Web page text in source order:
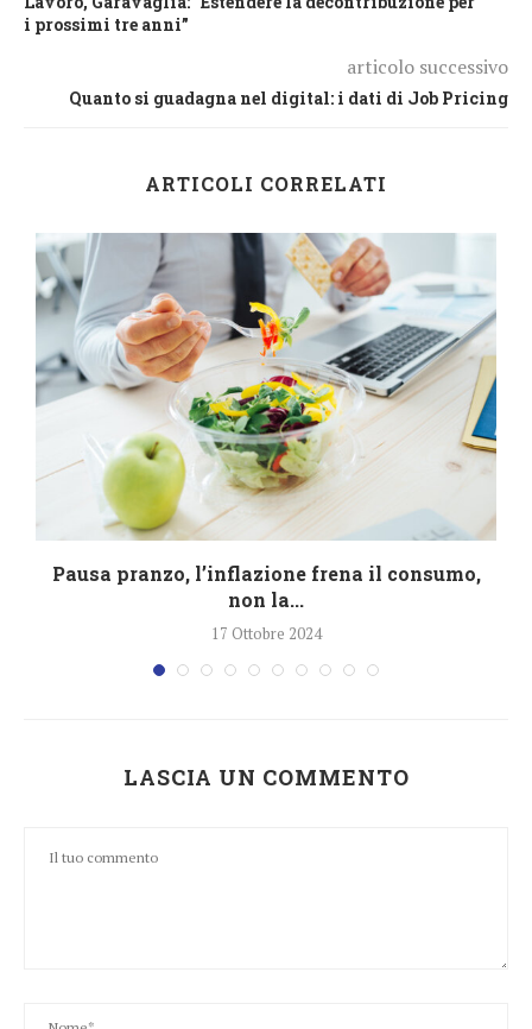
i prossimi tre anni”
articolo successivo
Quanto si guadagna nel digital: i dati di Job Pricing
ARTICOLI CORRELATI
Pausa pranzo, l’inflazione frena il consumo,
non la...
17 Ottobre 2024
LASCIA UN COMMENTO